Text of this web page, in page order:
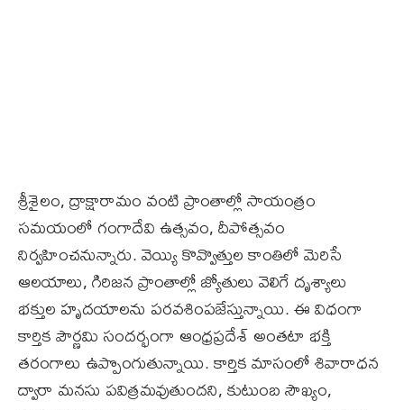
శ్రీశైలం, ద్రాక్షారామం వంటి ప్రాంతాల్లో సాయంత్రం
సమయంలో గంగాదేవి ఉత్సవం, దీపోత్సవం
నిర్వహించనున్నారు. వెయ్యి కొవ్వొత్తుల కాంతిలో మెరిసే
ఆలయాలు, గిరిజన ప్రాంతాల్లో జ్యోతులు వెలిగే దృశ్యాలు
భక్తుల హృదయాలను పరవశింపజేస్తున్నాయి. ఈ విధంగా
కార్తిక పౌర్ణమి సందర్భంగా ఆంధ్రప్రదేశ్ అంతటా భక్తి
తరంగాలు ఉప్పొంగుతున్నాయి. కార్తిక మాసంలో శివారాధన
ద్వారా మనసు పవిత్రమవుతుందని, కుటుంబ సౌఖ్యం,